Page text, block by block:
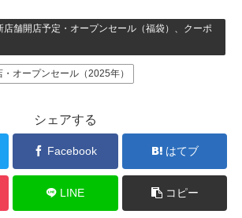
店舗開店予定・オープンセール（福袋）、クーポ
オープンセール（2025年）
シェアする
Facebook はてブ
LINE コピー